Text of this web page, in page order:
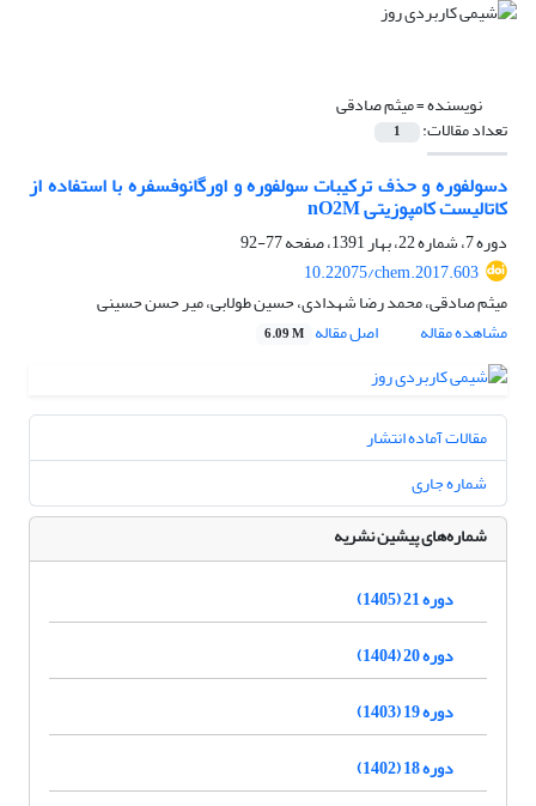
نویسنده =میثم صادقی
تعداد مقالات: 1
دسولفوره و حذف ترکیبات سولفوره و اورگانوفسفره با استفاده از
کاتالیست کامپوزیتی M‏nO2
دوره 7، شماره 22، بهار 1391، صفحه
77-92
10.22075/chem.2017.603
میثم صادقی، محمد رضا شهدادی، حسین طولابی، میر حسن حسینی
مشاهده مقاله
اصل مقاله 6.09 M
مقالات آماده انتشار
شماره جاری
شماره‌های پیشین نشریه
دوره 21 (1405)
دوره 20 (1404)
دوره 19 (1403)
دوره 18 (1402)